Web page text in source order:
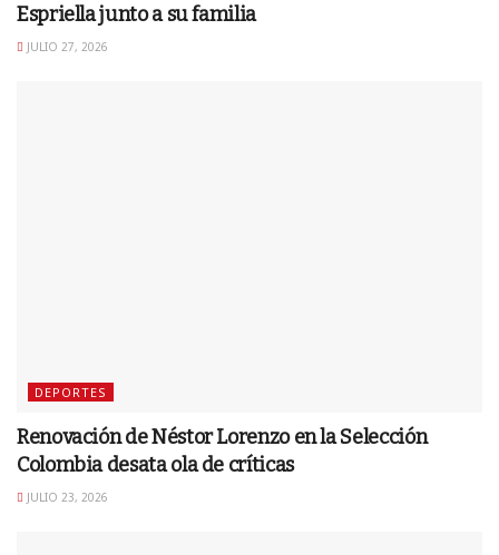
Espriella junto a su familia
JULIO 27, 2026
DEPORTES
Renovación de Néstor Lorenzo en la Selección
Colombia desata ola de críticas
JULIO 23, 2026